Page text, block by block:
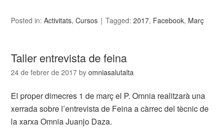
Posted in:Activitats,Cursos Tagged:2017, Facebook, Març
Taller entrevista de feina
24 de febrer de 2017 byomniasalutalta
El proper dimecres 1 de març el P. Omnia realitzarà una
xerrada sobre l’entrevista de Feina a càrrec del tècnic de
la xarxa Omnia Juanjo Daza.